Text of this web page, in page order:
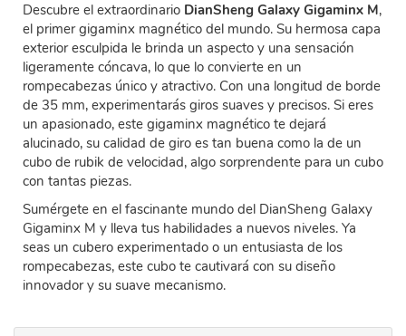
Descubre el extraordinario DianSheng Galaxy Gigaminx M,
el primer gigaminx magnético del mundo. Su hermosa capa
exterior esculpida le brinda un aspecto y una sensación
ligeramente cóncava, lo que lo convierte en un
rompecabezas único y atractivo. Con una longitud de borde
de 35 mm, experimentarás giros suaves y precisos. Si eres
un apasionado, este gigaminx magnético te dejará
alucinado, su calidad de giro es tan buena como la de un
cubo de rubik de velocidad, algo sorprendente para un cubo
con tantas piezas.
Sumérgete en el fascinante mundo del DianSheng Galaxy
Gigaminx M y lleva tus habilidades a nuevos niveles. Ya
seas un cubero experimentado o un entusiasta de los
rompecabezas, este cubo te cautivará con su diseño
innovador y su suave mecanismo.